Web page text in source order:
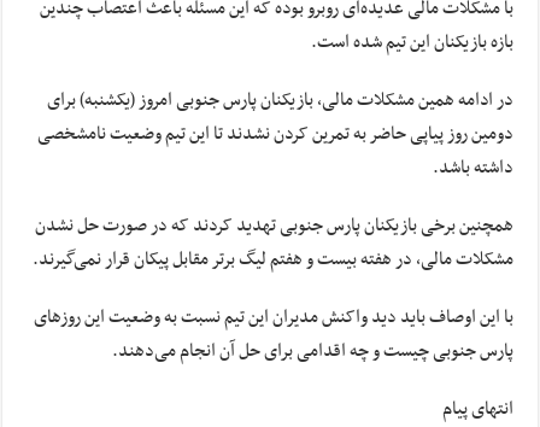
با مشکلات مالی عدیده‌ای روبرو بوده که این مسئله باعث اعتصاب چندین
بازه بازیکنان این تیم شده است.
در ادامه همین مشکلات مالی، بازیکنان پارس جنوبی امروز (یکشنبه) برای
دومین روز پیاپی حاضر به تمرین کردن نشدند تا این تیم وضعیت نامشخصی
داشته باشد.
همچنین برخی بازیکنان پارس جنوبی تهدید کردند که در صورت حل نشدن
مشکلات مالی، در هفته بیست و هفتم لیگ برتر مقابل پیکان قرار نمی‌گیرند.
با این اوصاف باید دید واکنش مدیران این تیم نسبت به وضعیت این روزهای
پارس جنوبی چیست و چه اقدامی برای حل آن انجام می‌دهند.
انتهای پیام